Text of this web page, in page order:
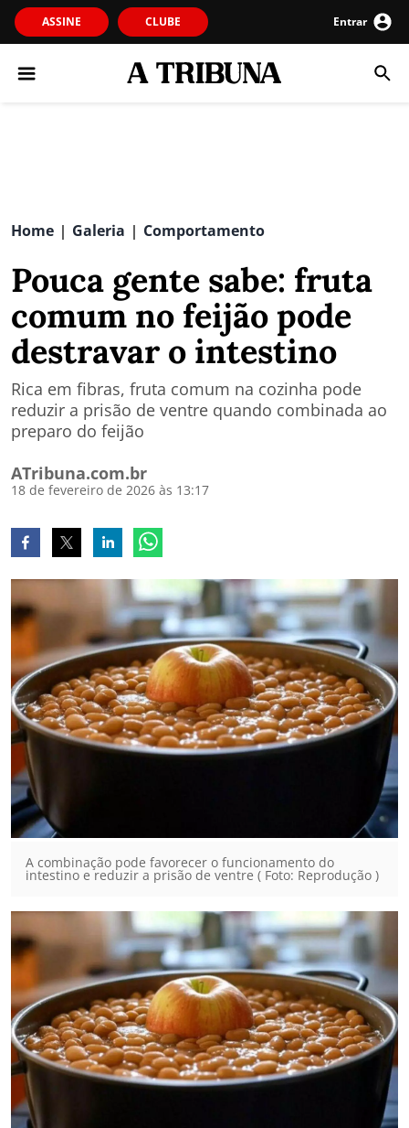
ASSINE CLUBE Entrar
Home | Galeria | Comportamento
Pouca gente sabe: fruta
comum no feijão pode
destravar o intestino
Rica em fibras, fruta comum na cozinha pode
reduzir a prisão de ventre quando combinada ao
preparo do feijão
ATribuna.com.br
18 de fevereiro de 2026 às 13:17
A combinação pode favorecer o funcionamento do
intestino e reduzir a prisão de ventre ( Foto: Reprodução )